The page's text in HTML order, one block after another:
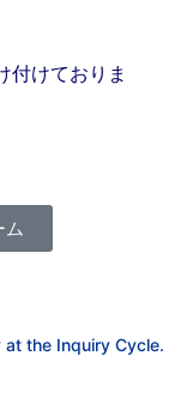
付けておりま
ム
at the Inquiry Cycle.